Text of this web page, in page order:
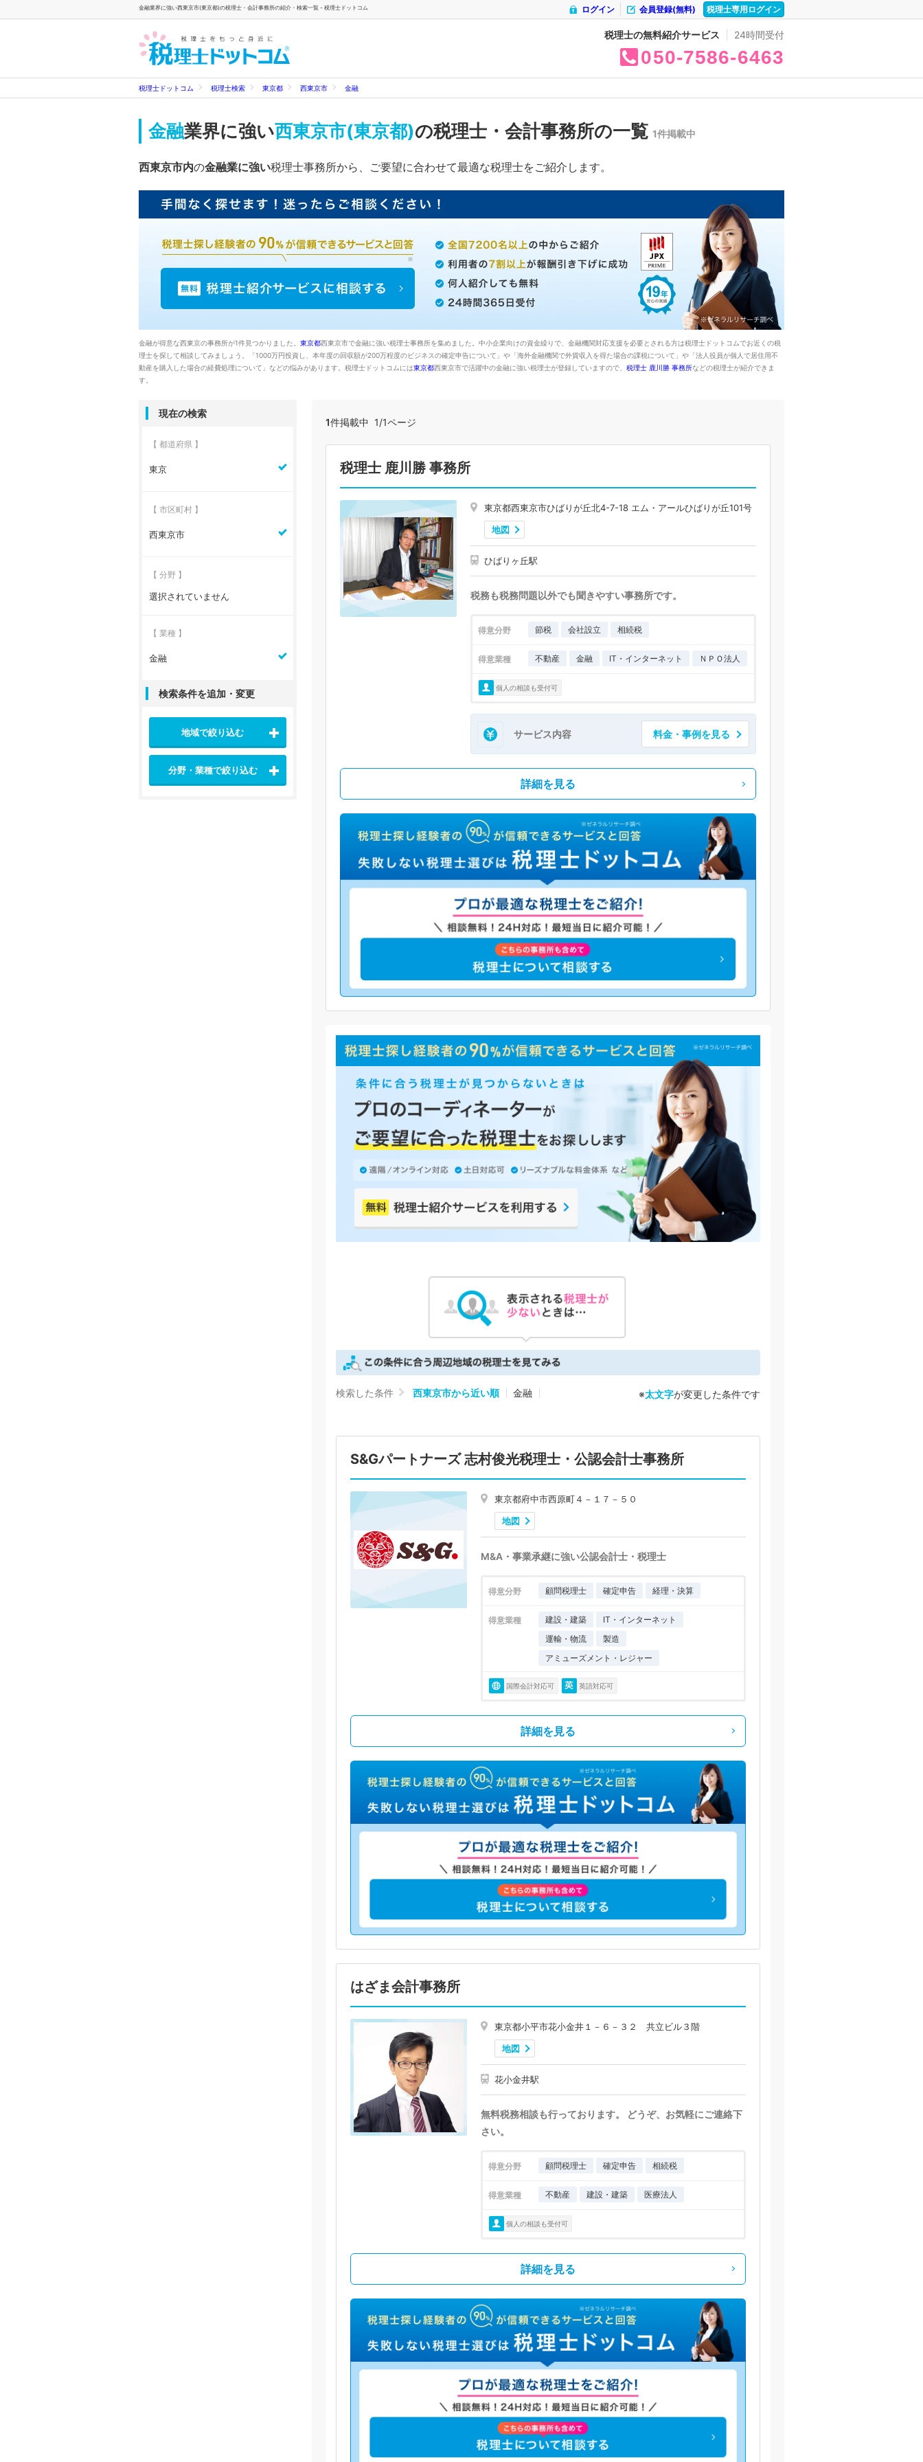
金融業界に強い西東京市(東京都)の税理士・会計事務所の紹介・検索一覧 - 税理士ドットコム 税理士専用ログイン
会員登録(無料)
ログイン
税理士の無料紹介サービス 24時間受付
050 7586 6463
税理士ドットコム 税理士検索 東京都 西東京市 金融
金融業界に強い西東京市(東京都)の税理士・会計事務所の一覧 1件掲載中
西東京市内の金融業に強い税理士事務所から、ご要望に合わせて最適な税理士をご紹介します。
金融が得意な西東京の事務所が1件見つかりました。 東京都西東京市で金融に強い税理士事務所を集めました。中小企業向けの資金繰りで、金融機関対応支援を必要とされる方は税理士ドットコムでお近くの税
理士を探して相談してみましょう。「1000万円投資し、本年度の回収額が200万程度のビジネスの確定申告について」や「海外金融機関で外貨収入を得た場合の課税について」や「法人役員が個人で居住用不
動産を購入した場合の経費処理について」などの悩みがあります。税理士ドットコムには東京都西東京市で活躍中の金融に強い税理士が登録していますので、 税理士 鹿川勝 事務所などの税理士が紹介できま
す。
1件掲載中 1/1ページ
税理士 鹿川勝 事務所
東京都西東京市ひばりが丘北4-7-18 エム・アールひばりが丘101号
地図
ひばりヶ丘駅
税務も税務問題以外でも聞きやすい事務所です。
得意分野 節税 会社設立 相続税
得意業種 不動産 金融 IT・インターネット ＮＰＯ法人
個人の相談も受付可
サービス内容 料金・事例を見る
詳細を見る
検索した条件 西東京市から近い順 金融 ※太文字が変更した条件です
S&Gパートナーズ 志村俊光税理士・公認会計士事務所
東京都府中市西原町４－１７－５０
地図
M&A・事業承継に強い公認会計士・税理士
得意分野 顧問税理士 確定申告 経理・決算
得意業種 建設・建築
IT・インターネット
運輸・物流
製造
アミューズメント・レジャー
国際会計対応可 英語対応可
詳細を見る
はざま会計事務所
東京都小平市花小金井１－６－３２ 共立ビル３階
地図
花小金井駅
無料税務相談も行っております。 どうぞ、お気軽にご連絡下
さい。
得意分野 顧問税理士 確定申告 相続税
得意業種 不動産 建設・建築 医療法人
個人の相談も受付可
詳細を見る
現在の検索
【 都道府県 】
東京
【 市区町村 】
西東京市
【 分野 】
選択されていません
【 業種 】
金融
検索条件を追加・変更
地域で絞り込む
分野・業種で絞り込む